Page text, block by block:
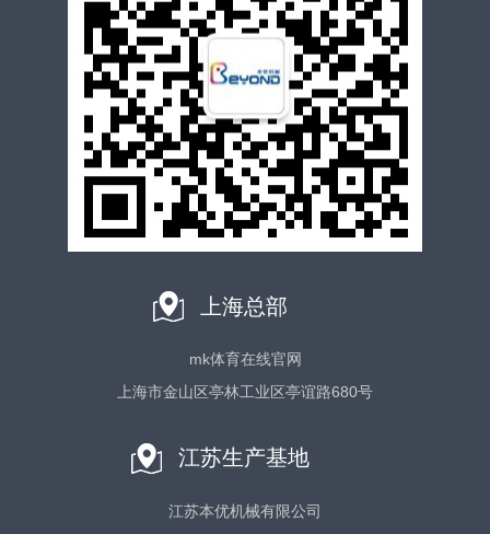
上海总部
mk体育在线官网
上海市金山区亭林工业区亭谊路680号
江苏生产基地
江苏本优机械有限公司